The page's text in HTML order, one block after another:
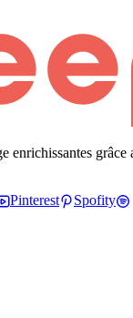
enrichissantes grâce
Pinterest Spofity